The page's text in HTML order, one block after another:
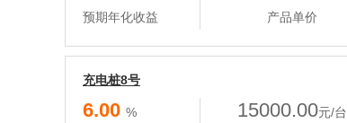
预期年化收益
产品单价
充电桩8号
6.00 %
15000.00元/台